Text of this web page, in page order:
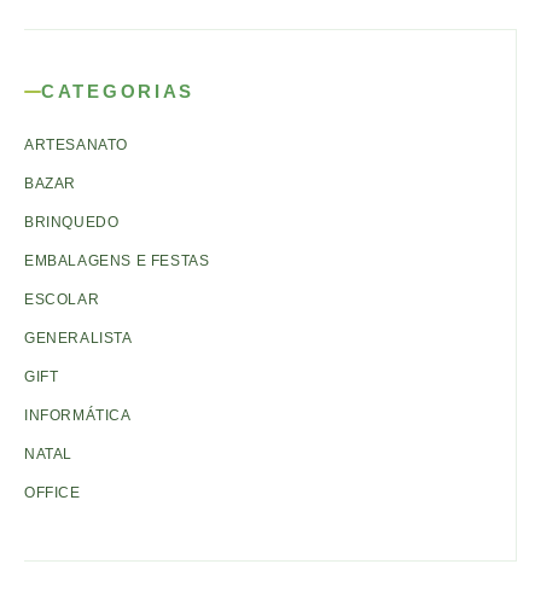
CATEGORIAS
ARTESANATO
BAZAR
BRINQUEDO
EMBALAGENS E FESTAS
ESCOLAR
GENERALISTA
GIFT
INFORMÁTICA
NATAL
OFFICE